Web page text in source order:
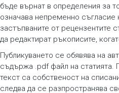
бъде върнат в определения за
означава непременно съгласие
застъпваните от рецензентите
да редактират ръкописите,
Публикуването се обявява на
съдържа .pdf файл на статията.
текст са собственост на
следва да се разпространява